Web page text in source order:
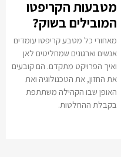
מטבעות הקריפטו
המובילים בשוק?
מאחורי כל מטבע קריפטו עומדים
אנשים וארגונים שמחליטים לאן
ואיך הפרויקט מתקדם. הם קובעים
את החזון, את הטכנולוגיה ואת
האופן שבו הקהילה משתתפת
בקבלת ההחלטות.